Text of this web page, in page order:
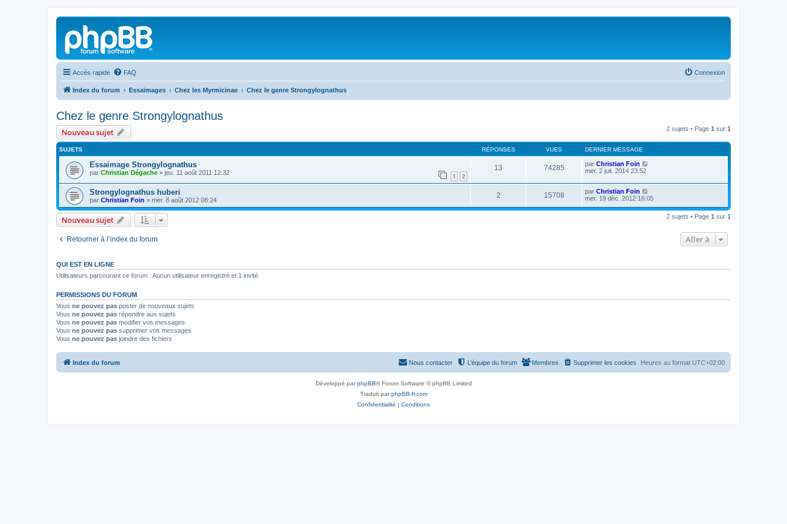
Accès rapide FAQ Connexion
Index du forum Essaimages Chez les Myrmicinae Chez le genre Strongylognathus
Chez le genre Strongylognathus
Nouveau sujet 2 sujets • Page 1 sur 1
SUJETS RÉPONSES VUES DERNIER MESSAGE
Essaimage Strongylognathus
par Christian Dégache » jeu. 11 août 2011 12:32 1 2
13 74285 par Christian Foin
mer. 2 juil. 2014 23:52
Strongylognathus huberi
par Christian Foin » mer. 8 août 2012 08:24
2 15708 par Christian Foin
mer. 19 déc. 2012 16:05
Nouveau sujet 2 sujets • Page 1 sur 1
Retourner à l’index du forum Aller à
QUI EST EN LIGNE
Utilisateurs parcourant ce forum : Aucun utilisateur enregistré et 1 invité
PERMISSIONS DU FORUM
Vous ne pouvez pas poster de nouveaux sujets
Vous ne pouvez pas répondre aux sujets
Vous ne pouvez pas modifier vos messages
Vous ne pouvez pas supprimer vos messages
Vous ne pouvez pas joindre des fichiers
Index du forum Heures au format UTC+02:00
Supprimer les cookies
Membres
L’équipe du forum
Nous contacter
Développé parphpBB® Forum Software © phpBB Limited
Traduit parphpBB-fr.com
Confidentialité | Conditions